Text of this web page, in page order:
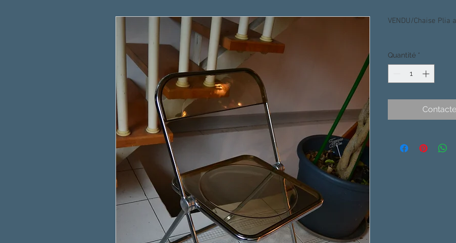
VENDU/Chaise Plia
Quantité *